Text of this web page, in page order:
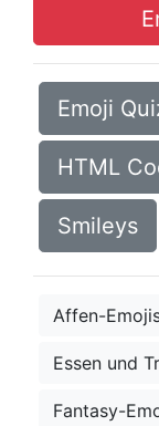
Emoji
HTML
Smileys
Affen-
Essen und
Fantasy-